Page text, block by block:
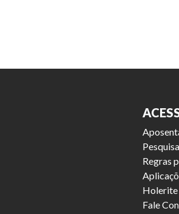
Regras
Fale